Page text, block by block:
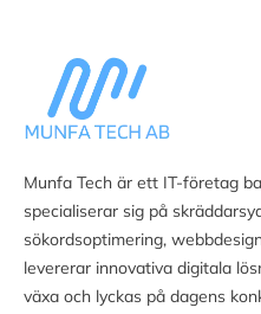
Munfa Tech är ett IT-företag
specialiserar sig på
sökordsoptimering,
levererar innovativa digitala
växa och lyckas på dagens